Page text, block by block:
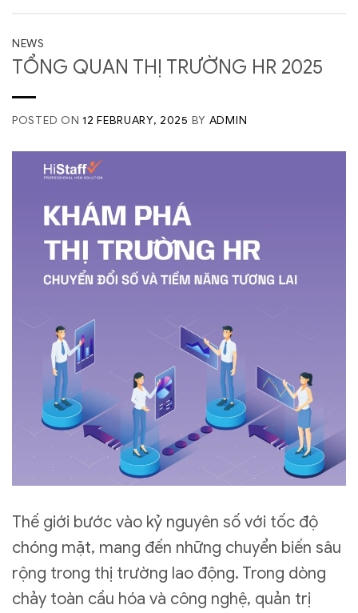
NEWS
TỔNG QUAN THỊ TRƯỜNG HR 2025
POSTED ON 12 FEBRUARY, 2025 BY ADMIN
Thế giới bước vào kỷ nguyên số với tốc độ
chóng mặt, mang đến những chuyển biến sâu
rộng trong thị trường lao động. Trong dòng
chảy toàn cầu hóa và công nghệ, quản trị